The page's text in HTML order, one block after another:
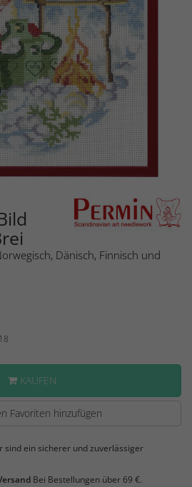
Dänisch, Finnisch und
KAUFEN
Favoriten hinzufügen
sind ein sicherer und zuverlässiger
Bei Bestellungen über 69 €.